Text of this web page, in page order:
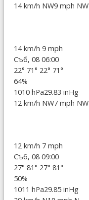
14 km/h NW9 mph NW
14 km/h 9 mph
Съб, 08 06:00
22° 71° 22° 71°
64%
1010 hPa29.83 inHg
12 km/h NW7 mph NW
12 km/h 7 mph
Съб, 08 09:00
27° 81° 27° 81°
50%
1011 hPa29.85 inHg